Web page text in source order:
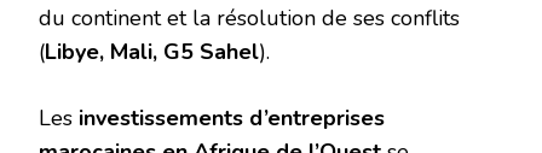
du continent et la résolution de ses conflits
(Libye, Mali, G5 Sahel).
Les investissements d’entreprises